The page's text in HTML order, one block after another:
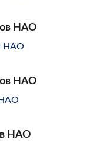
НАО
НАО
НАО